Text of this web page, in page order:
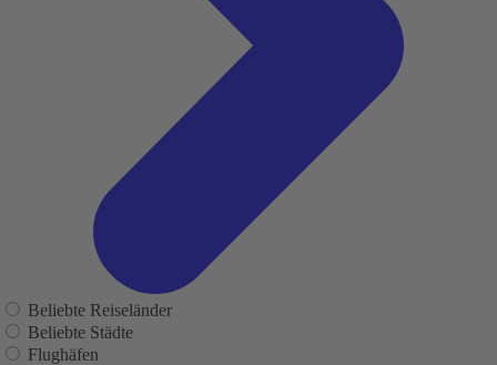
Beliebte Reiseländer
Beliebte Städte
Flughäfen